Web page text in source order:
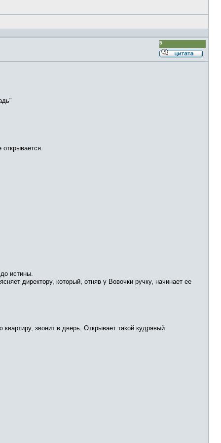
5
истины.
директору, который, отняв у Вовочки ручку, начинает ее
звонит в дверь. Открывает такой кудрявый